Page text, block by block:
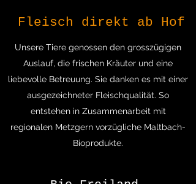
Fleisch direkt ab Hof
Unsere Tiere genossen den grosszügigen
Auslauf, die frischen Kräuter und eine
liebevolle Betreuung. Sie danken es mit einer
ausgezeichneter Fleischqualität. So
entstehen in Zusammenarbeit mit
regionalen Metzgern vorzügliche Maltbach-
Bioprodukte.